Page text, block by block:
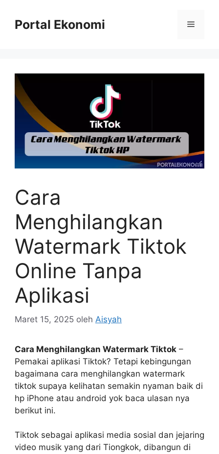
Portal Ekonomi Menu
Cara
Menghilangkan
Watermark Tiktok
Online Tanpa
Aplikasi
Maret 15, 2025 oleh Aisyah
Cara Menghilangkan Watermark Tiktok –
Pemakai aplikasi Tiktok? Tetapi kebingungan
bagaimana cara menghilangkan watermark
tiktok supaya kelihatan semakin nyaman baik di
hp iPhone atau android yok baca ulasan nya
berikut ini.
Tiktok sebagai aplikasi media sosial dan jejaring
video musik yang dari Tiongkok, dibangun di